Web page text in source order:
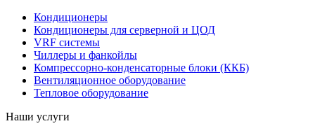
Кондиционеры
Кондиционеры для серверной и ЦОД
VRF системы
Чиллеры и фанкойлы
Компрессорно-конденсаторные блоки (ККБ)
Вентиляционное оборудование
Тепловое оборудование
Наши услуги